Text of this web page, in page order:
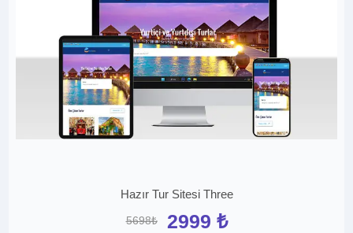
Hazır Tur Sitesi Three
5698₺ 2999 ₺